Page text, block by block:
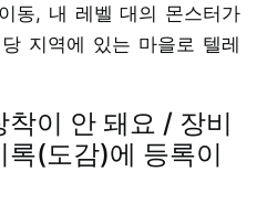
이동, 내 레벨 대의 몬스터가
지역에 있는 마을로 텔레
이 안 돼요 / 장비
록(도감)에 등록이